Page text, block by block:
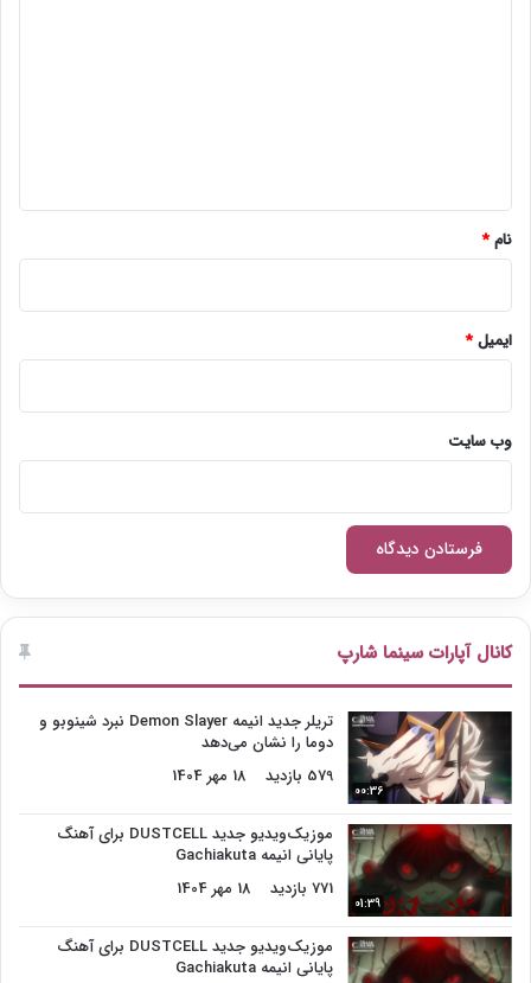
نام*
ایمیل*
وب‌ سایت
کانال آپارات سینما شارپ
00:36
تریلر جدید انیمه Demon Slayer نبرد شینوبو و
دوما را نشان می‌دهد
579 بازدید
18 مهر 1404
01:39
موزیک‌ویدیو جدید DUSTCELL برای آهنگ
پایانی انیمه Gachiakuta
771 بازدید
18 مهر 1404
موزیک‌ویدیو جدید DUSTCELL برای آهنگ
پایانی انیمه Gachiakuta